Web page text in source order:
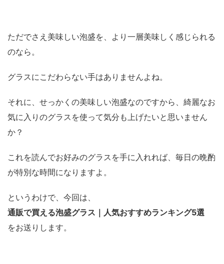
ただでさえ美味しい泡盛を、より一層美味しく感じられる
のなら。
グラスにこだわらない手はありませんよね。
それに、せっかくの美味しい泡盛なのですから、綺麗なお
気に入りのグラスを使って気分も上げたいと思いません
か？
これを読んでお好みのグラスを手に入れれば、毎日の晩酌
が特別な時間になりますよ。
というわけで、今回は、
通販で買える泡盛グラス｜人気おすすめランキング5選
をお送りします。